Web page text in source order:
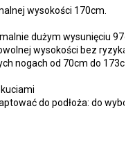
wysokości 170cm.
dużym wysunięciu
wysokości bez ryzyka
nogach od 70cm do 173cm
do podłoża: do